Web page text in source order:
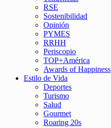
RSE
Sostenibilidad
Opinión
PYMES
RRHH
Periscopio
TOP+América
Awards of Happiness
Estilo de Vida
Deportes
Turismo
Salud
Gourmet
Roaring 20s